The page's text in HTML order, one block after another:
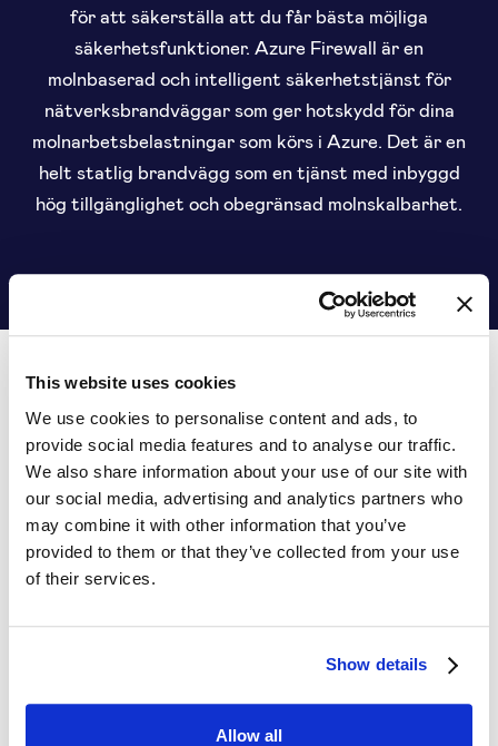
This website uses cookies
We use cookies to personalise content and ads, to
provide social media features and to analyse our traffic.
We also share information about your use of our site with
our social media, advertising and analytics partners who
may combine it with other information that you’ve
provided to them or that they’ve collected from your use
of their services.
Show details
Allow all
för att säkerställa att du får bästa möjliga
säkerhetsfunktioner. Azure Firewall är en
molnbaserad och intelligent säkerhetstjänst för
nätverksbrandväggar som ger hotskydd för dina
molnarbetsbelastningar som körs i Azure. Det är en
helt statlig brandvägg som en tjänst med inbyggd
hög tillgänglighet och obegränsad molnskalbarhet.
Så följer SYMSON GDPR
GDPR skyddar EU-registrerades grundläggande
rätt till integritet och skydd av personuppgifter.
SYMSONs huvudkontor är baserat i Nederländerna
och därför är SYMSON född och uppvuxen med
höga krav när det gäller integritet, efterlevnad och